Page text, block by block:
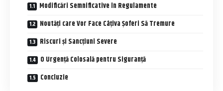
Modificări Semnificative în Regulamente
Noutăți care Vor Face Câțiva Șoferi Să Tremure
Riscuri și Sancțiuni Severe
O Urgență Colosală pentru Siguranță
Concluzie